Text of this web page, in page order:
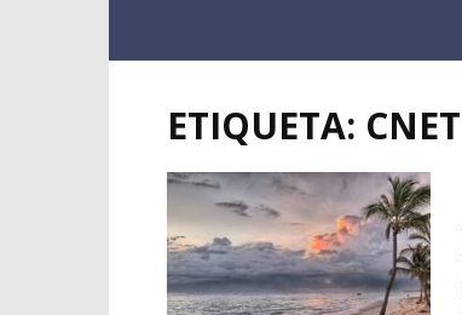
ETIQUETA: CNET